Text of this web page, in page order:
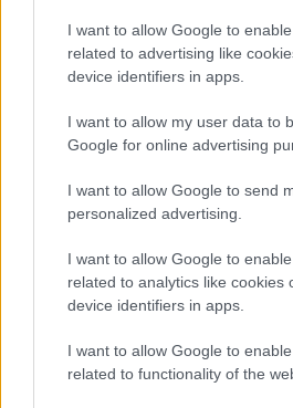
I want to allow Google to
related to advertising like
device identifiers in apps.
I want to allow my user data to
Google for online advertising
I want to allow Google to send
personalized advertising.
I want to allow Google to
related to analytics like cookies
device identifiers in apps.
I want to allow Google to
related to functionality of the
Incidente sulla
Arzachena
Incidente sulla strada
Delta Center